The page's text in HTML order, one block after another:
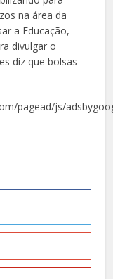
na área da
a Educação,
divulgar o
diz que bolsas
pagead/js/